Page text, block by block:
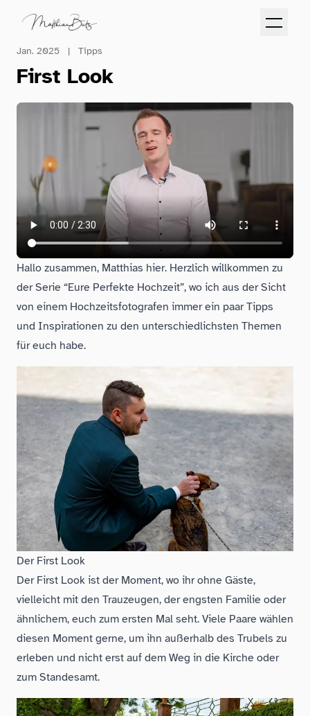
Folge dem Fotografen auf Instagram
Folge dem Fotografen auf TikTok
Videos des Fotografen auf
Jan. 2025 | Tipps
First Look
Hallo zusammen, Matthias hier. Herzlich willkommen zu
der Serie “Eure Perfekte Hochzeit”, wo ich aus der Sicht
von einem Hochzeitsfotografen immer ein paar Tipps
und Inspirationen zu den unterschiedlichsten Themen
für euch habe.
Der First Look
Der First Look ist der Moment, wo ihr ohne Gäste,
vielleicht mit den Trauzeugen, der engsten Familie oder
ähnlichem, euch zum ersten Mal seht. Viele Paare wählen
diesen Moment gerne, um ihn außerhalb des Trubels zu
erleben und nicht erst auf dem Weg in die Kirche oder
zum Standesamt.